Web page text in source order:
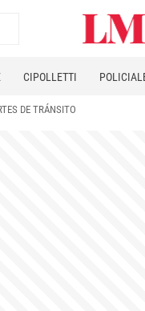
CIPOLLETTI
DE TRÁNSITO